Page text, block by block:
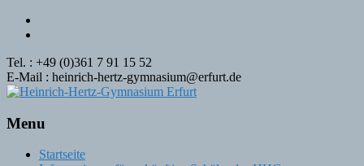
Tel. : +49 (0)361 7 91 15 52
E-Mail : heinrich-hertz-gymnasium@erfurt.de
Menu
Skip
Startseite